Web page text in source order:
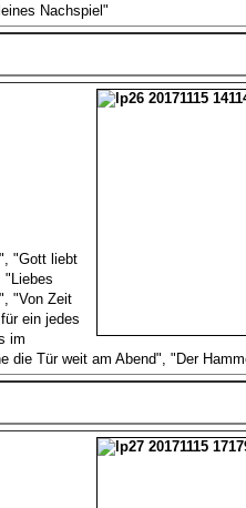
Nachspiel"
"Gott liebt
"Liebes
"Von Zeit
ein jedes
im
die Tür weit am Abend", "Der